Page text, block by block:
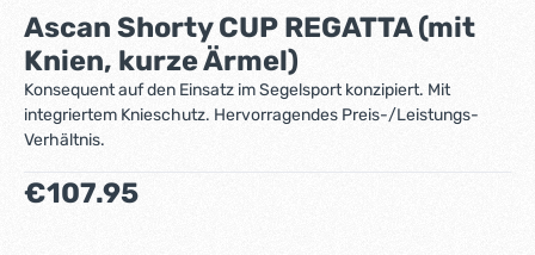
Durchschnittliche Bewertung von 0 von 5 Sternen
Ascan Shorty CUP REGATTA (mit
Knien, kurze Ärmel)
Konsequent auf den Einsatz im Segelsport konzipiert. Mit
integriertem Knieschutz. Hervorragendes Preis-/Leistungs-
Verhältnis.
Regulärer Preis:
€107.95